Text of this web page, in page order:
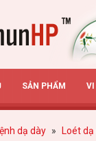
SẢN PHẨM VI
dạ dày » Loét